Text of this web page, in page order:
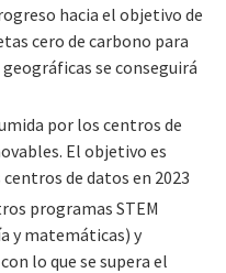
hacia el objetivo de
cero de carbono para
se conseguirá
por los centros de
El objetivo es
centros de datos en 2023
programas STEM
y matemáticas) y
lo que se supera el